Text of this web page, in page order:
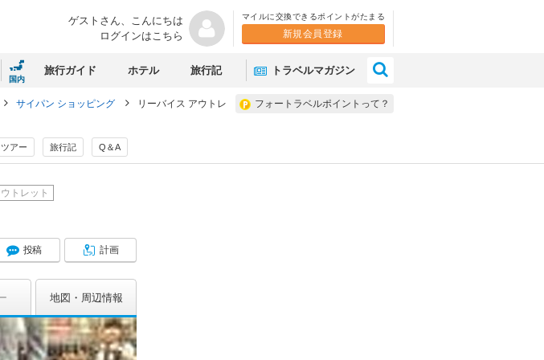
ゲストさん、 こんにちは
ログインはこちら
マイルに交換できるポイントがたまる
新規会員登録
国内
旅行ガイド ホテル 旅行記 トラベルマガジン
フォートラベルポイントって？
サイパン ショッピング
リーバイス アウトレ
ツアー 旅行記 Q＆A
トレット
投稿 計画
地図 周辺情報